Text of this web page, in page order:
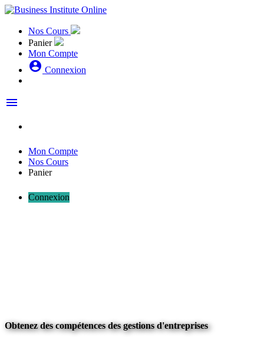
Nos Cours
Panier
Mon Compte
account_circle Connexion
menu
Mon Compte
Nos Cours
Panier
Connexion
Obtenez des compétences des gestions d'entreprises